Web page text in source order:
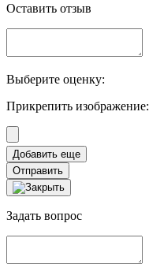
Оставить отзыв
Выберите оценку:
Прикрепить изображение:
Отправить
Задать вопрос